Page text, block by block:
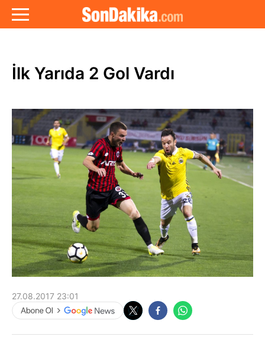
İlk Yarıda 2 Gol Vardı
27.08.2017 23:01